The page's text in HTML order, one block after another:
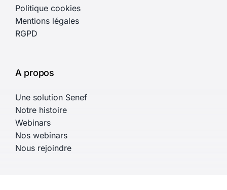
Politique cookies
Mentions légales
RGPD
A propos
Une solution Senef
Notre histoire
Webinars
Nos webinars
Nous rejoindre